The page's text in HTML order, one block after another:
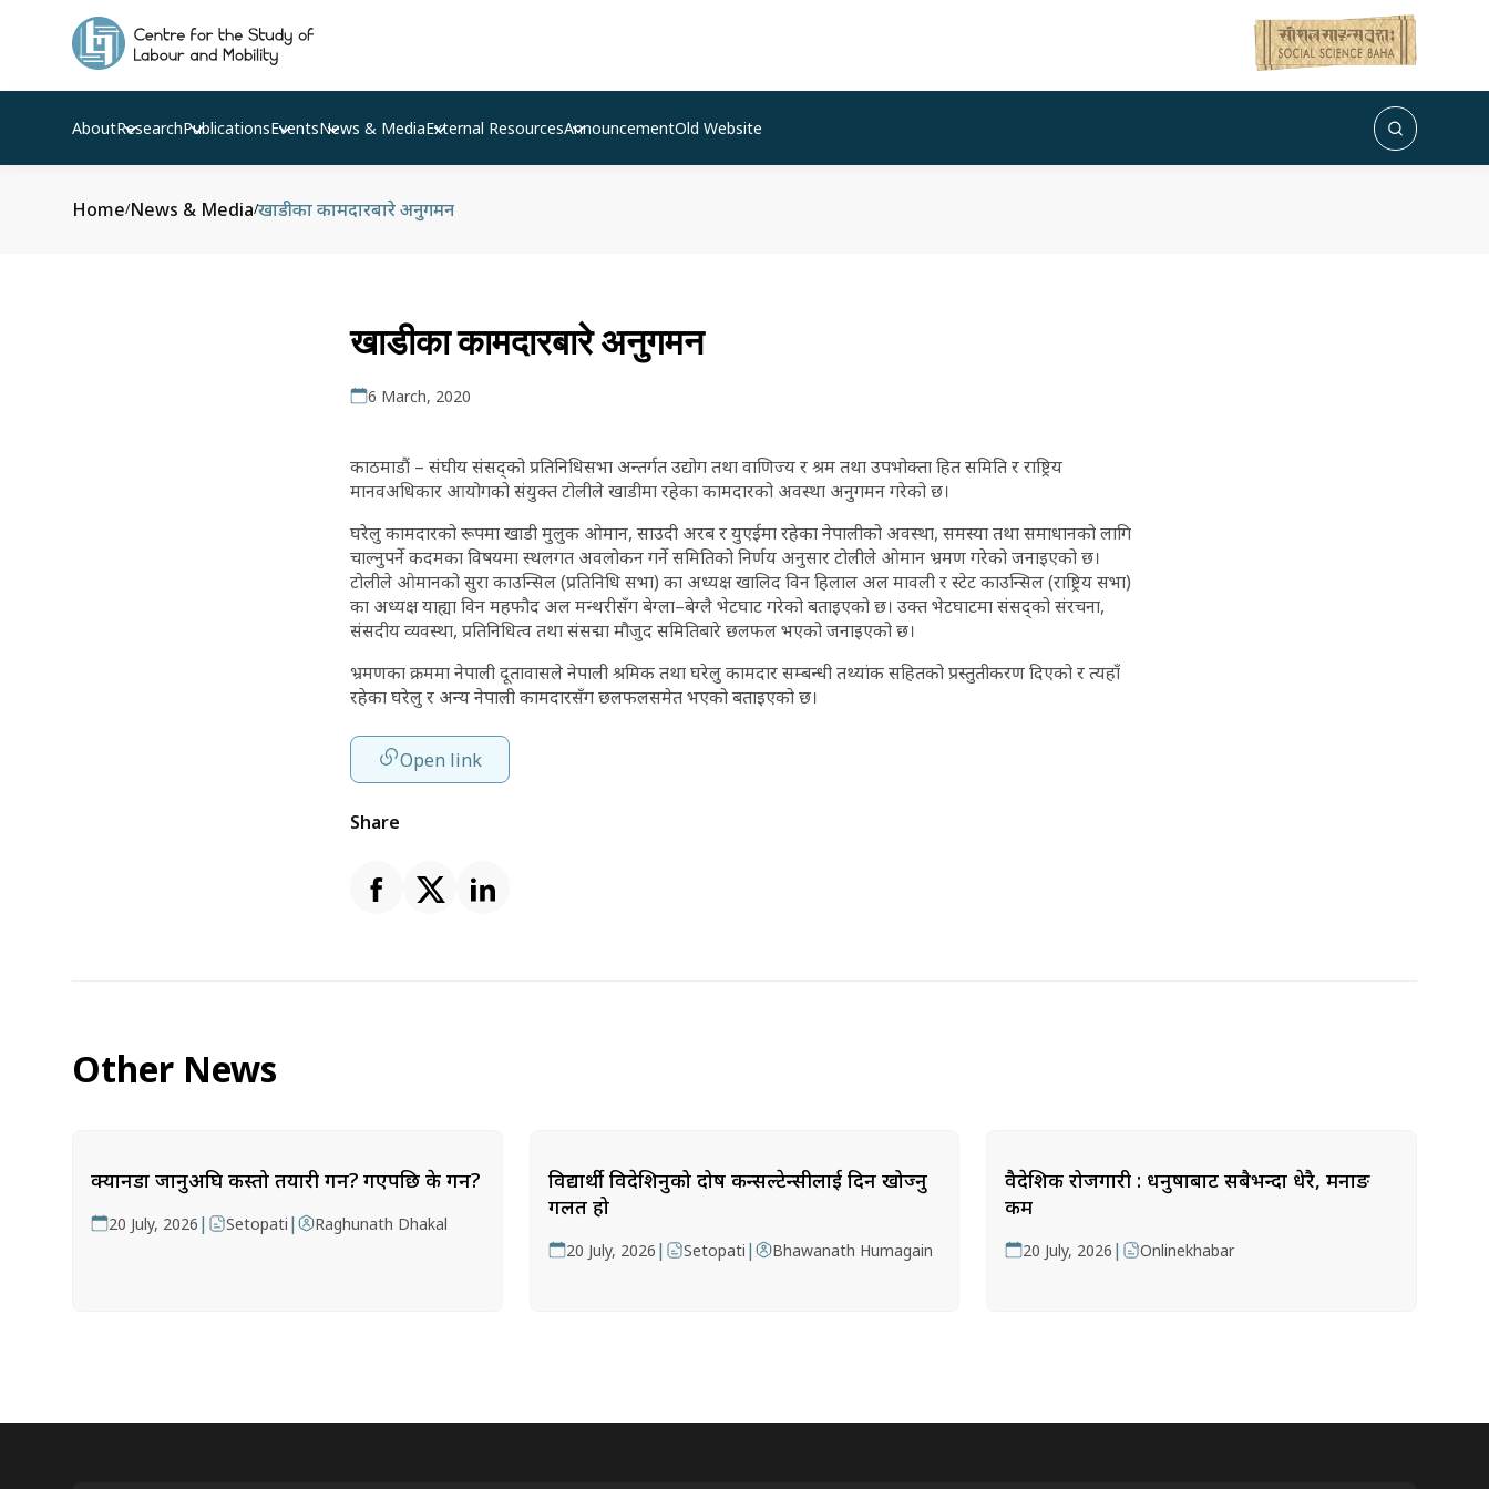
AboutResearchPublicationsEventsNews & MediaExternal ResourcesAnnouncementOld Website
Home/News & Media/खाडीका कामदारबारे अनुगमन
खाडीका कामदारबारे अनुगमन
6 March, 2020
काठमाडौं – संघीय संसद्को प्रतिनिधिसभा अन्तर्गत उद्योग तथा वाणिज्य र श्रम तथा उपभोक्ता हित समिति र राष्ट्रिय
मानवअधिकार आयोगको संयुक्त टोलीले खाडीमा रहेका कामदारको अवस्था अनुगमन गरेको छ।
घरेलु कामदारको रूपमा खाडी मुलुक ओमान, साउदी अरब र युएईमा रहेका नेपालीको अवस्था, समस्या तथा समाधानको लागि
चाल्नुपर्ने कदमका विषयमा स्थलगत अवलोकन गर्ने समितिको निर्णय अनुसार टोलीले ओमान भ्रमण गरेको जनाइएको छ।
टोलीले ओमानको सुरा काउन्सिल (प्रतिनिधि सभा) का अध्यक्ष खालिद विन हिलाल अल मावली र स्टेट काउन्सिल (राष्ट्रिय सभा)
का अध्यक्ष याह्या विन महफौद अल मन्थरीसँग बेग्ला–बेग्लै भेटघाट गरेको बताइएको छ। उक्त भेटघाटमा संसद्को संरचना,
संसदीय व्यवस्था, प्रतिनिधित्व तथा संसद्मा मौजुद समितिबारे छलफल भएको जनाइएको छ।
भ्रमणका क्रममा नेपाली दूतावासले नेपाली श्रमिक तथा घरेलु कामदार सम्बन्धी तथ्यांक सहितको प्रस्तुतीकरण दिएको र त्यहाँ
रहेका घरेलु र अन्य नेपाली कामदारसँग छलफलसमेत भएको बताइएको छ।
Open link
Share
Other News
क्यानडा जानुअघि कस्तो तयारी गर्ने? गएपछि के गर्ने?
20 July, 2026 | Setopati | Raghunath Dhakal
विद्यार्थी विदेशिनुको दोष कन्सल्टेन्सीलाई दिन खोज्नु
गलत हो
20 July, 2026 | Setopati | Bhawanath Humagain
वैदेशिक रोजगारी : धनुषाबाट सबैभन्दा धेरै, मनाङ
कम
20 July, 2026 | Onlinekhabar